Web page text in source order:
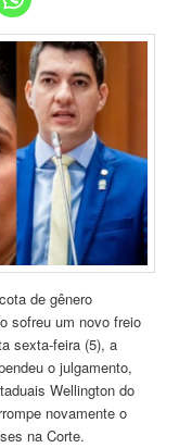
de gênero
sofreu um novo freio
sexta-feira (5), a
o julgamento,
Wellington do
novamente o
na Corte.